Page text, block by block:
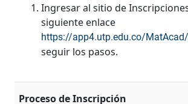
Ingresar al sitio de
siguiente enlace
https://app4.utp.edu.co/
seguir los pasos.
Proceso de Inscripción